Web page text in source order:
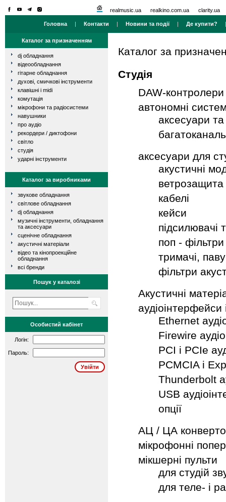
realmusic.ua realkino.com.ua clarity.ua
Головна | Контакти | Новини та події| Де купити?
Каталог за призначенням
dj обладнання
відеообладнання
гітарне обладнання
духові, смичкові інструменти
клавішні і midi
комутація
мікрофони та радіосистеми
навушники
про аудіо
рекордери / диктофони
світло
студія
ударні інструменти
Каталог за виробниками
звукове обладнання
світлове обладнання
dj обладнання
музичні інструменти, обладнання
та аксесуари
сценічне обладнання
акустичні матеріали
відео та кінопроекційне
обладнання
всі бренди
Пошук у каталозі
Особистий кабінет
Логін:
Пароль:
Каталог за
Студія
DAW-контролери
автономні
аксесуари
аксесуари для
акустичні
ветрозащита
кабелі
кейси
підсилювачі
поп - фільтри
тримачі,
фільтри
Акустичні
аудіоінтерфейси
Ethernet
Firewire
PCI і PCIe
PCMCIA і
Thunderbolt
USB
опції
АЦ / ЦА
мікрофонні
мікшерні пульти
для студій
для теле- і